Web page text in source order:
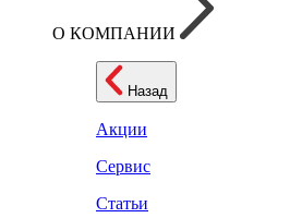
О КОМПАНИИ
Назад
Акции
Сервис
Статьи